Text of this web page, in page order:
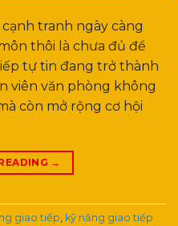
tranh ngày càng
thôi là chưa đủ để
tự tin đang trở thành
viên văn phòng không
còn mở rộng cơ hội
→
giao tiếp kỹ năng giao tiếp